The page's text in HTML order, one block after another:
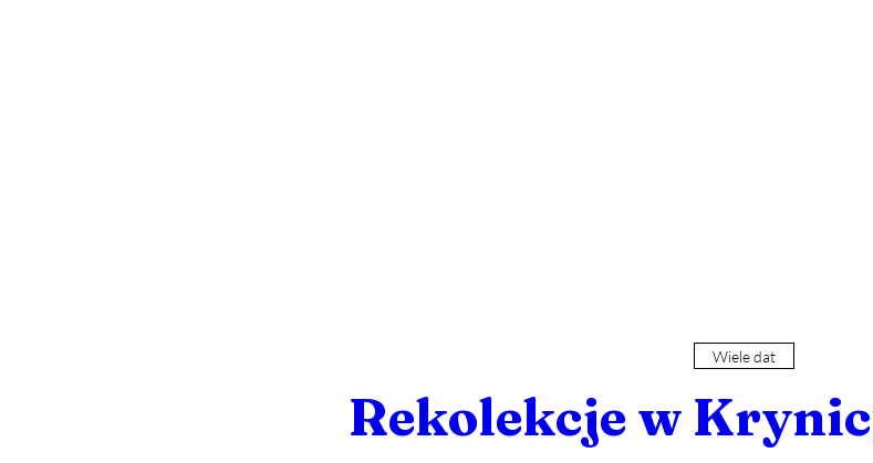
Wiele dat
Rekolekcje w